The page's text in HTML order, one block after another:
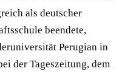
als deutscher
beendete,
Perugian in
der Tageszeitung, dem